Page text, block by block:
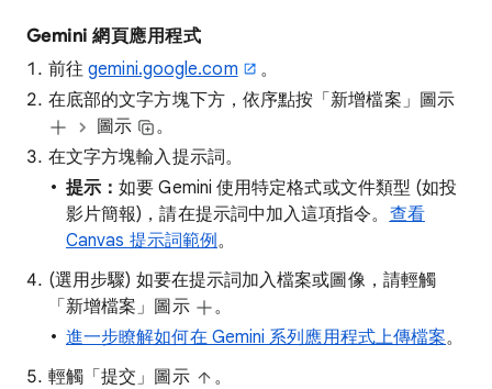
Gemini 網頁應用程式
前往gemini.google.com
。
在底部的文字方塊下方，依序點按「新增檔案」圖示
圖示
。
在文字方塊輸入提示詞。
提示：如要 Gemini 使用特定格式或文件類型 (如投
影片簡報)，請在提示詞中加入這項指令。 查看
Canvas 提示詞範例。
(選用步驟) 如要在提示詞加入檔案或圖像，請輕觸
「新增檔案」圖示
。
進一步瞭解如何在 Gemini 系列應用程式上傳檔案。
輕觸「提交」圖示
。